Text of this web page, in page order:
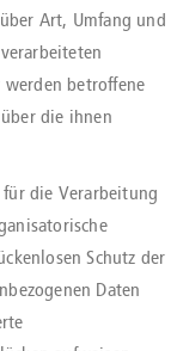
Art, Umfang und
werden betroffene
die ihnen
für die Verarbeitung
Schutz der
Daten